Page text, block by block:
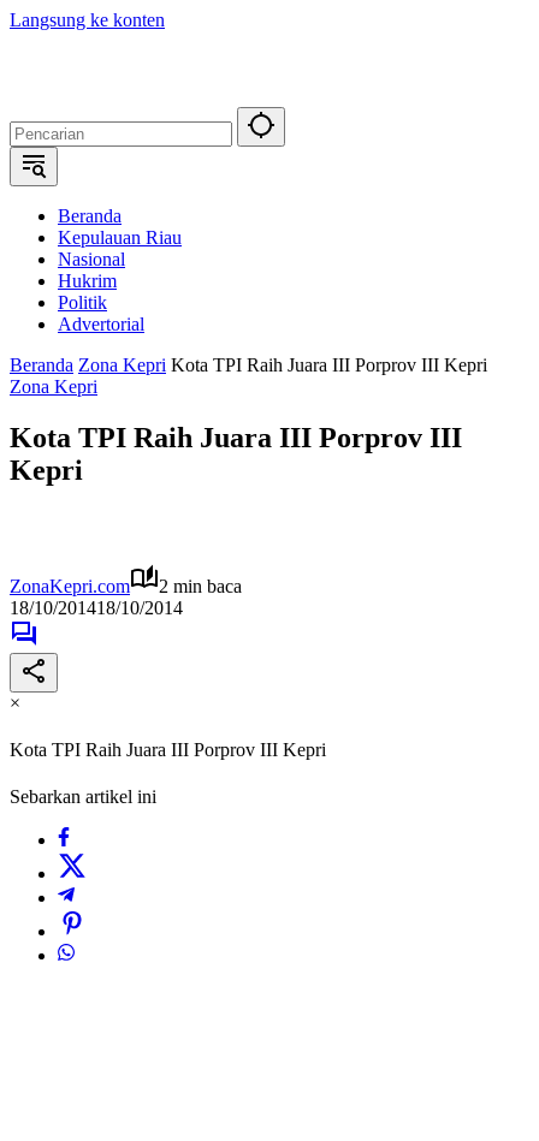
Langsung ke konten
Beranda
Kepulauan Riau
Nasional
Hukrim
Politik
Advertorial
Beranda Zona Kepri Kota TPI Raih Juara III Porprov III Kepri
Zona Kepri
Kota TPI Raih Juara III Porprov III
Kepri
ZonaKepri.com
2 min baca
18/10/201418/10/2014
×
Kota TPI Raih Juara III Porprov III Kepri
Sebarkan artikel ini